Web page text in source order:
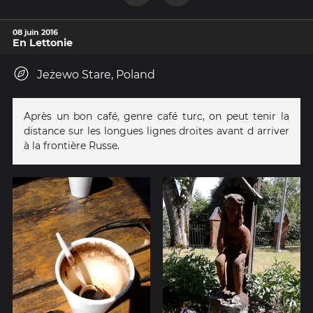
08 juin 2016
En Lettonie
Jeżewo Stare, Poland
Après un bon café, genre café turc, on peut tenir la
distance sur les longues lignes droites avant d arriver
à la frontière Russe.